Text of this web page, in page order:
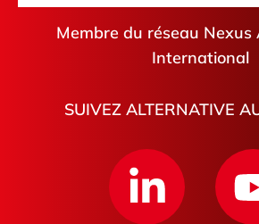
Membre du réseau Nexus
International
SUIVEZ ALTERNATIVE